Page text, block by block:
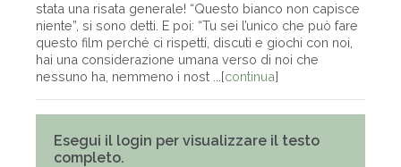
stata una risata generale! “Questo bianco non capisce
niente”, si sono detti. E poi: “Tu sei l’unico che può fare
questo film perché ci rispetti, discuti e giochi con noi,
hai una considerazione umana verso di noi che
nessuno ha, nemmeno i nost ...[continua]
Esegui il login per visualizzare il testo
completo.